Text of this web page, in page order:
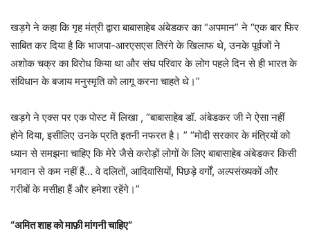
खड़गे ने कहा कि गृह मंत्री द्वारा बाबासाहेब अंबेडकर का “अपमान” ने “एक बार फिर
साबित कर दिया है कि भाजपा-आरएसएस तिरंगे के खिलाफ थे, उनके पूर्वजों ने
अशोक चक्र का विरोध किया था और संघ परिवार के लोग पहले दिन से ही भारत के
संविधान के बजाय मनुस्मृति को लागू करना चाहते थे।”
खड़गे ने एक्स पर एक पोस्ट में लिखा , “बाबासाहेब डॉ. अंबेडकर जी ने ऐसा नहीं
होने दिया, इसीलिए उनके प्रति इतनी नफरत है। ” “मोदी सरकार के मंत्रियों को
ध्यान से समझना चाहिए कि मेरे जैसे करोड़ों लोगों के लिए बाबासाहेब अंबेडकर किसी
भगवान से कम नहीं हैं… वे दलितों, आदिवासियों, पिछड़े वर्गों, अल्पसंख्यकों और
गरीबों के मसीहा हैं और हमेशा रहेंगे।”
“अमित शाह को माफ़ी मांगनी चाहिए”